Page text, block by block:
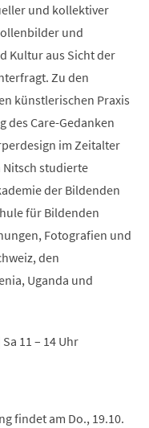
und kollektiver
und
Kultur aus Sicht der
Zu den
künstlerischen Praxis
des Care-Gedanken
im Zeitalter
studierte
der Bildenden
für Bildenden
Fotografien und
den
Uganda und
11 – 14 Uhr
findet am Do., 19.10.